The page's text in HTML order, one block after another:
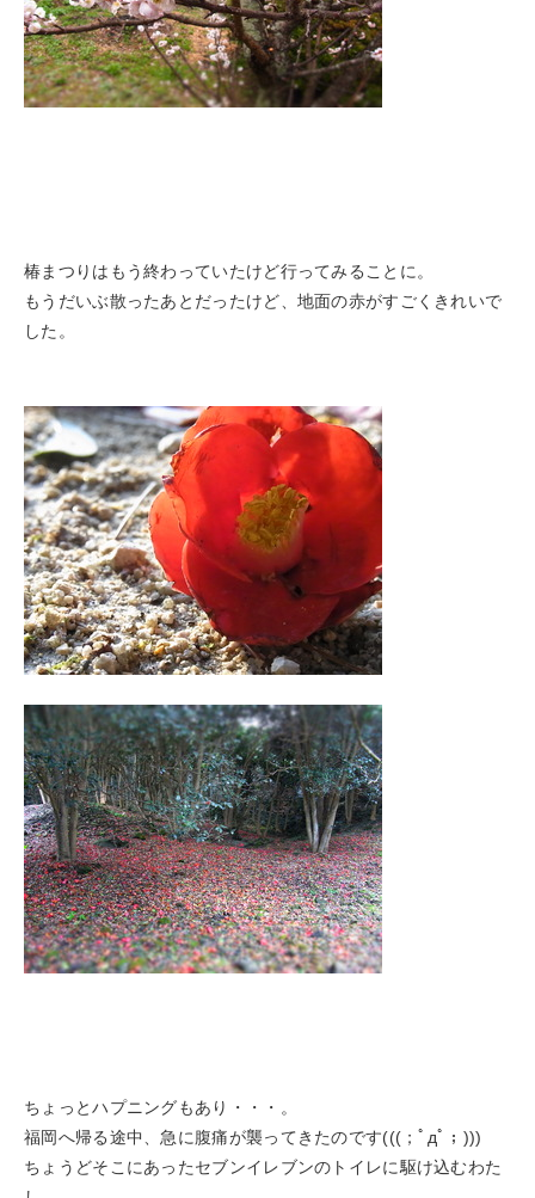
椿まつりはもう終わっていたけど行ってみることに。
もうだいぶ散ったあとだったけど、地面の赤がすごくきれいで
した。
ちょっとハプニングもあり・・・。
福岡へ帰る途中、急に腹痛が襲ってきたのです(((；ﾟдﾟ；)))
ちょうどそこにあったセブンイレブンのトイレに駆け込むわた